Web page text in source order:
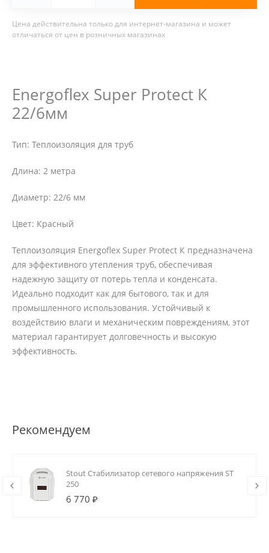
Цена действительна только для интернет-магазина и может
отличаться от цен в розничных магазинах
Energoflex Super Protect К
22/6мм
Тип: Теплоизоляция для труб
Длина: 2 метра
Диаметр: 22/6 мм
Цвет: Красный
Теплоизоляция Energoflex Super Protect К предназначена
для эффективного утепления труб, обеспечивая
надежную защиту от потерь тепла и конденсата.
Идеально подходит как для бытового, так и для
промышленного использования. Устойчивый к
воздействию влаги и механическим повреждениям, этот
материал гарантирует долговечность и высокую
эффективность.
Рекомендуем
Stout Стабилизатор сетевого напряжения ST
250
6 770 ₽